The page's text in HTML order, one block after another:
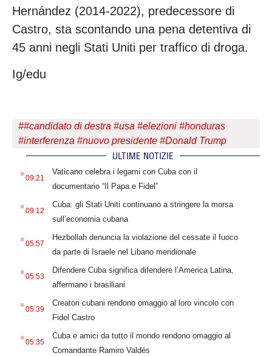
Hernández (2014-2022), predecessore di
Castro, sta scontando una pena detentiva di
45 anni negli Stati Uniti per traffico di droga.
Ig/edu
##candidato di destra #usa #elezioni #honduras
#interferenza #nuovo presidente #Donald Trump
ULTIME NOTIZIE
.09:21
Vaticano celebra i legami con Cuba con il
documentario “Il Papa e Fidel”
.09:12
Cuba: gli Stati Uniti continuano a stringere la morsa
sull’economia cubana
.05:57
Hezbollah denuncia la violazione del cessate il fuoco
da parte di Israele nel Libano meridionale
.05:53
Difendere Cuba significa difendere l’America Latina,
affermano i brasiliani
.05:39
Creatori cubani rendono omaggio al loro vincolo con
Fidel Castro
.05:35
Cuba e amici da tutto il mondo rendono omaggio al
Comandante Ramiro Valdés